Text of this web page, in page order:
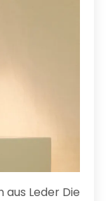
Leder Die